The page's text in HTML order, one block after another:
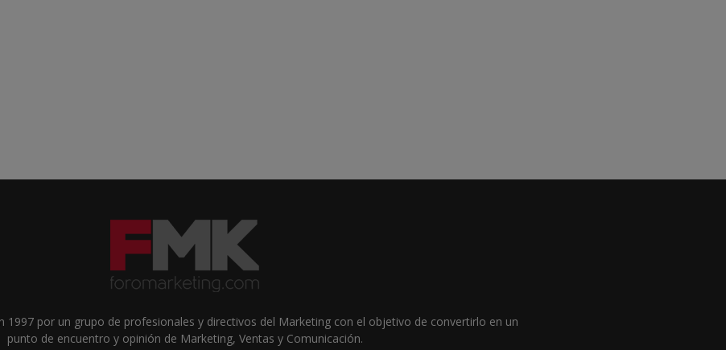
1997 por un grupo de profesionales y directivos del Marketing con el objetivo de convertirlo en un
punto de encuentro y opinión de Marketing, Ventas y Comunicación.